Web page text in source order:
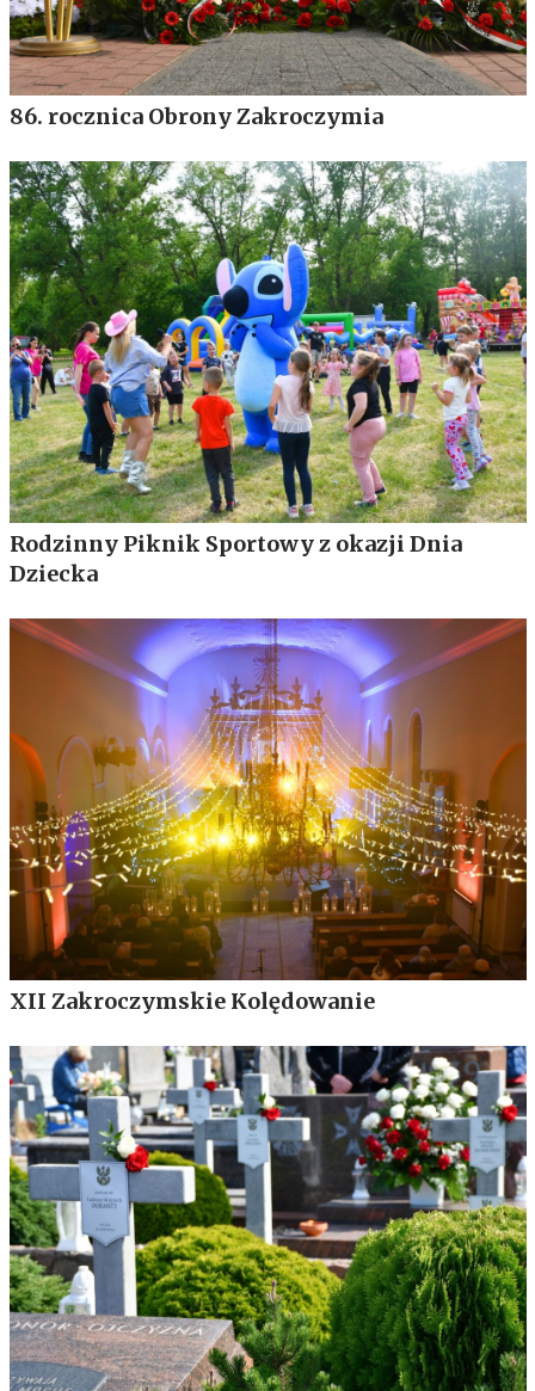
86. rocznica Obrony Zakroczymia
Rodzinny Piknik Sportowy z okazji Dnia
Dziecka
XII Zakroczymskie Kolędowanie